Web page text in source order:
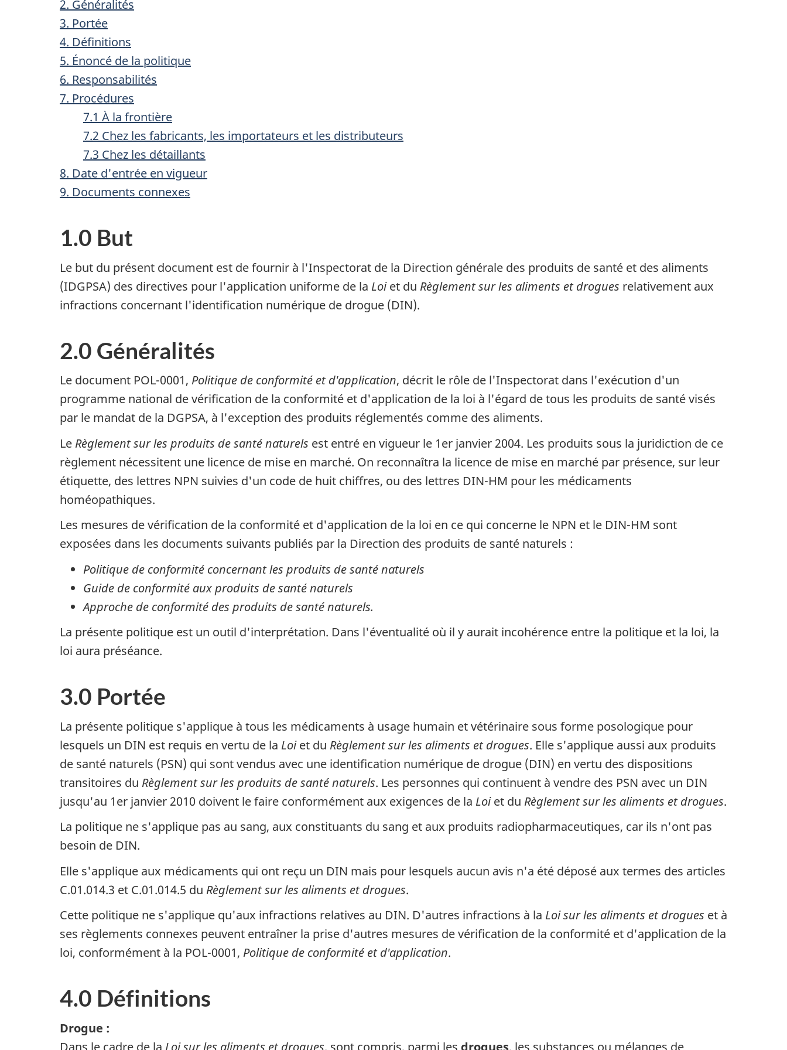
2. Généralités
3. Portée
4. Définitions
5. Énoncé de la politique
6. Responsabilités
7. Procédures
7.1 À la frontière
7.2 Chez les fabricants, les importateurs et les distributeurs
7.3 Chez les détaillants
8. Date d'entrée en vigueur
9. Documents connexes
1.0 But
Le but du présent document est de fournir à l'Inspectorat de la Direction générale des produits de santé et des aliments
(IDGPSA) des directives pour l'application uniforme de la Loiet du Règlement sur les aliments et drogues relativement aux
infractions concernant l'identification numérique de drogue (DIN).
2.0 Généralités
Le document POL-0001, Politique de conformité et d'application, décrit le rôle de l'Inspectorat dans l'exécution d'un
programme national de vérification de la conformité et d'application de la loi à l'égard de tous les produits de santé visés
par le mandat de la DGPSA, à l'exception des produits réglementés comme des aliments.
Le Règlement sur les produits de santé naturels est entré en vigueur le 1er janvier 2004. Les produits sous la juridiction de ce
règlement nécessitent une licence de mise en marché. On reconnaîtra la licence de mise en marché par présence, sur leur
étiquette, des lettres NPN suivies d'un code de huit chiffres, ou des lettres DIN-HM pour les médicaments
homéopathiques.
Les mesures de vérification de la conformité et d'application de la loi en ce qui concerne le NPN et le DIN-HM sont
exposées dans les documents suivants publiés par la Direction des produits de santé naturels :
Politique de conformité concernant les produits de santé naturels
Guide de conformité aux produits de santé naturels
Approche de conformité des produits de santé naturels.
La présente politique est un outil d'interprétation. Dans l'éventualité où il y aurait incohérence entre la politique et la loi, la
loi aura préséance.
3.0 Portée
La présente politique s'applique à tous les médicaments à usage humain et vétérinaire sous forme posologique pour
lesquels un DIN est requis en vertu de la Loiet du Règlement sur les aliments et drogues. Elle s'applique aussi aux produits
de santé naturels (PSN) qui sont vendus avec une identification numérique de drogue (DIN) en vertu des dispositions
transitoires du Règlement sur les produits de santé naturels. Les personnes qui continuent à vendre des PSN avec un DIN
jusqu'au 1er janvier 2010 doivent le faire conformément aux exigences de la Loiet du Règlement sur les aliments et drogues.
La politique ne s'applique pas au sang, aux constituants du sang et aux produits radiopharmaceutiques, car ils n'ont pas
besoin de DIN.
Elle s'applique aux médicaments qui ont reçu un DIN mais pour lesquels aucun avis n'a été déposé aux termes des articles
C.01.014.3 et C.01.014.5 du Règlement sur les aliments et drogues.
Cette politique ne s'applique qu'aux infractions relatives au DIN. D'autres infractions à la Loi sur les aliments et drogues et à
ses règlements connexes peuvent entraîner la prise d'autres mesures de vérification de la conformité et d'application de la
loi, conformément à la POL-0001, Politique de conformité et d'application.
4.0 Définitions
Drogue :
Dans le cadre de la Loi sur les aliments et drogues, sont compris, parmi les drogues, les substances ou mélanges de